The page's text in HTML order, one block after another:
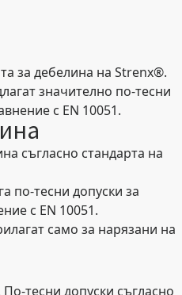
за дебелина на Strenx®.
значително по-тесни
с EN 10051.
съгласно стандарта на
по-тесни допуски за
с EN 10051.
само за нарязани на
тесни допуски съгласно